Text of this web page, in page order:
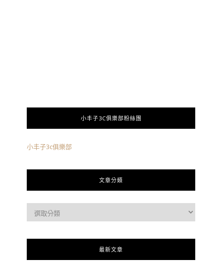
小丰子3C俱樂部粉絲團
小丰子3c俱樂部
文章分類
最新文章